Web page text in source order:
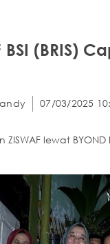
BSI (BRIS)
07/03/2025
lewat BYOND